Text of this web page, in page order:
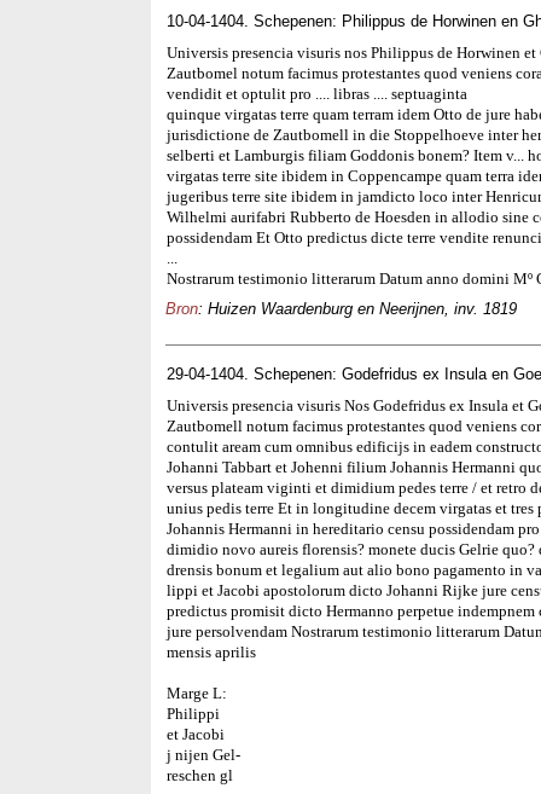
10-04-1404. Schepenen: Philippus de Horwinen en
Universis presencia visuris nos Philippus de Horwinen
Zautbomel notum facimus protestantes quod veniens
vendidit et optulit pro .... libras .... septuaginta
quinque virgatas terre quam terram idem Otto de jure
jurisdictione de Zautbomell in die Stoppelhoeve inter
selberti et Lamburgis filiam Goddonis bonem? Item v...
virgatas terre site ibidem in Coppencampe quam terra
jugeribus terre site ibidem in jamdicto loco inter
Wilhelmi aurifabri Rubberto de Hoesden in allodio sine
possidendam Et Otto predictus dicte terre vendite
...
Nostrarum testimonio litterarum Datum anno domini Mº
Bron: Huizen Waardenburg en Neerijnen, inv. 1819
29-04-1404. Schepenen: Godefridus ex Insula en
Universis presencia visuris Nos Godefridus ex Insula et
Zautbomell notum facimus protestantes quod veniens
contulit aream cum omnibus edificijs in eadem
Johanni Tabbart et Johenni filium Johannis Hermanni
versus plateam viginti et dimidium pedes terre / et retro
unius pedis terre Et in longitudine decem virgatas et tres
Johannis Hermanni in hereditario censu possidendam
dimidio novo aureis florensis? monete ducis Gelrie
drensis bonum et legalium aut alio bono pagamento in
lippi et Jacobi apostolorum dicto Johanni Rijke jure
predictus promisit dicto Hermanno perpetue indempnem
jure persolvendam Nostrarum testimonio litterarum
mensis aprilis
Marge L:
Philippi
et Jacobi
j nijen Gel-
reschen gl